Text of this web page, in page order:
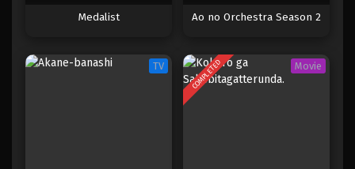
Medalist Ao no Orchestra Season 2
TV COMPLETED Movie